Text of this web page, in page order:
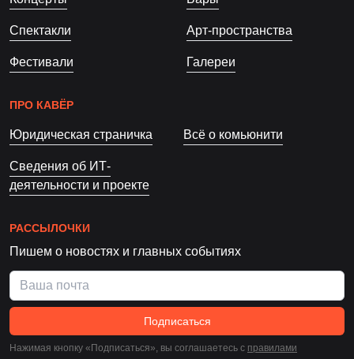
Спектакли
Фестивали
Арт-пространства
Галереи
ПРО КАВЁР
Юридическая страничка Всё о комьюнити
Сведения об ИТ-
деятельности и проекте
РАССЫЛОЧКИ
Пишем о новостях и главных событиях
Подписаться
Нажимая кнопку «Подписаться», вы соглашаетесь c правилами